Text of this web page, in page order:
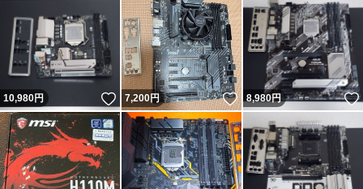
10,980円 いいね！
7,200円 いいね！
8,980円